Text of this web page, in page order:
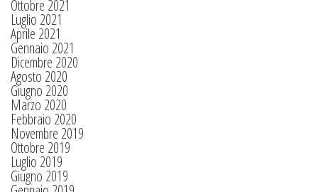
Ottobre 2021
Luglio 2021
Aprile 2021
Gennaio 2021
Dicembre 2020
Agosto 2020
Giugno 2020
Marzo 2020
Febbraio 2020
Novembre 2019
Ottobre 2019
Luglio 2019
Giugno 2019